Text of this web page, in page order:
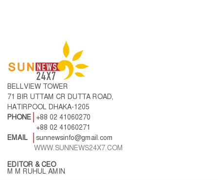
BELLVIEW TOWER
71 BIR UTTAM CR DUTTA ROAD,
HATIRPOOL DHAKA-1205
PHONE
+88 02 41060270
+88 02 41060271
EMAIL
sunnewsinfo@gmail.com
WWW.SUNNEWS24X7.COM
EDITOR & CEO
M M RUHUL AMIN